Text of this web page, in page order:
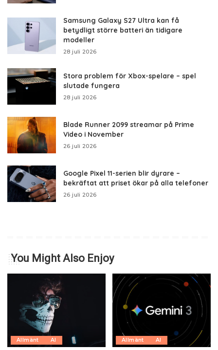
Samsung Galaxy S27 Ultra kan få
betydligt större batteri än tidigare
modeller
28 juli 2026
Stora problem för Xbox-spelare – spel
slutade fungera
28 juli 2026
Blade Runner 2099 streamar på Prime
Video i November
26 juli 2026
Google Pixel 11-serien blir dyrare –
bekräftat att priset ökar på alla telefoner
26 juli 2026
You Might Also Enjoy
Allmänt AI Allmänt AI